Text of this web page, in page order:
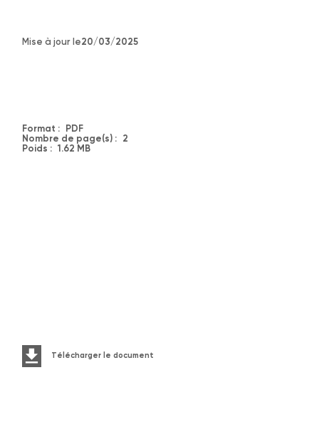
Mise à jour le20/03/2025
Format : PDF
Nombre de page(s) : 2
Poids : 1.62 MB
Télécharger le document